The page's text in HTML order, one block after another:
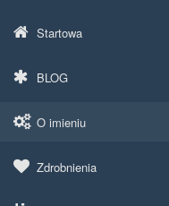
Startowa
BLOG
O imieniu
Zdrobnienia